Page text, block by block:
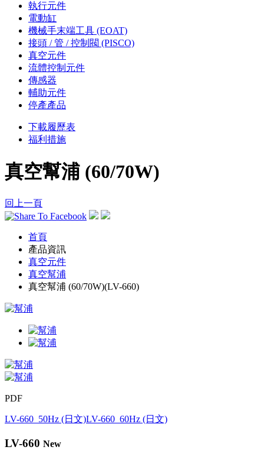
執行元件
電動缸
機械手末端工具 (EOAT)
接頭 / 管 / 控制閥 (PISCO)
真空元件
流體控制元件
傳感器
輔助元件
停產產品
下載履歷表
福利措施
真空幫浦 (60/70W)
回上一頁
首頁
產品資訊
真空元件
真空幫浦
真空幫浦 (60/70W)(LV-660)
PDF
LV-660_50Hz (日文)LV-660_60Hz (日文)
LV-660 New